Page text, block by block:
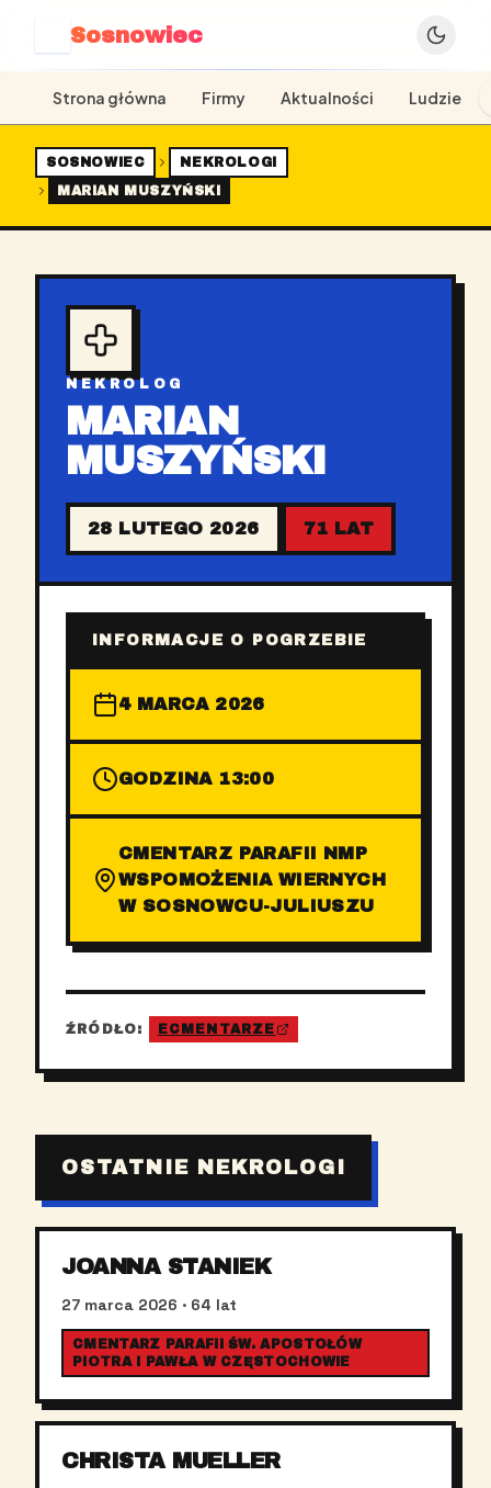
Sosnowiec
Strona główna Firmy Aktualności Ludzie
SOSNOWIEC
NEKROLOGI
MARIAN MUSZYŃSKI
NEKROLOG
MARIAN
MUSZYŃSKI
28 LUTEGO 2026 71 LAT
INFORMACJE O POGRZEBIE
4 MARCA 2026
GODZINA 13:00
CMENTARZ PARAFII NMP
WSPOMOŻENIA WIERNYCH
W SOSNOWCU-JULIUSZU
ŹRÓDŁO: ECMENTARZE
OSTATNIE NEKROLOGI
JOANNA STANIEK
27 marca 2026 · 64 lat
CMENTARZ PARAFII ŚW. APOSTOŁÓW
PIOTRA I PAWŁA W CZĘSTOCHOWIE
CHRISTA MUELLER